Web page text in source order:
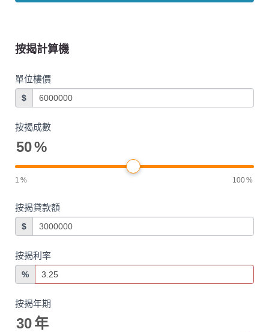
按揭計算機
單位樓價
$
按揭成數
50%
1 % 100%
按揭貸款額
$
按揭利率
%
按揭年期
30年